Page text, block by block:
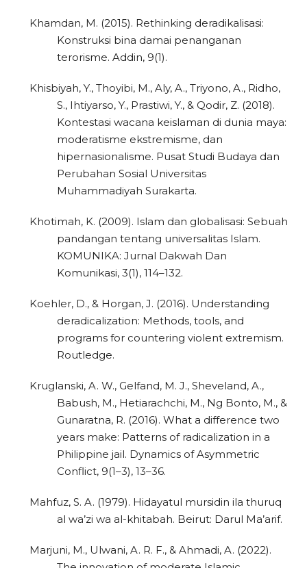
Khamdan, M. (2015). Rethinking deradikalisasi:
Konstruksi bina damai penanganan
terorisme. Addin, 9(1).
Khisbiyah, Y., Thoyibi, M., Aly, A., Triyono, A., Ridho,
S., Ihtiyarso, Y., Prastiwi, Y., & Qodir, Z. (2018).
Kontestasi wacana keislaman di dunia maya:
moderatisme ekstremisme, dan
hipernasionalisme. Pusat Studi Budaya dan
Perubahan Sosial Universitas
Muhammadiyah Surakarta.
Khotimah, K. (2009). Islam dan globalisasi: Sebuah
pandangan tentang universalitas Islam.
KOMUNIKA: Jurnal Dakwah Dan
Komunikasi, 3(1), 114–132.
Koehler, D., & Horgan, J. (2016). Understanding
deradicalization: Methods, tools, and
programs for countering violent extremism.
Routledge.
Kruglanski, A. W., Gelfand, M. J., Sheveland, A.,
Babush, M., Hetiarachchi, M., Ng Bonto, M., &
Gunaratna, R. (2016). What a difference two
years make: Patterns of radicalization in a
Philippine jail. Dynamics of Asymmetric
Conflict, 9(1–3), 13–36.
Mahfuz, S. A. (1979). Hidayatul mursidin ila thuruq
al wa’zi wa al-khitabah. Beirut: Darul Ma’arif.
Marjuni, M., Ulwani, A. R. F., & Ahmadi, A. (2022).